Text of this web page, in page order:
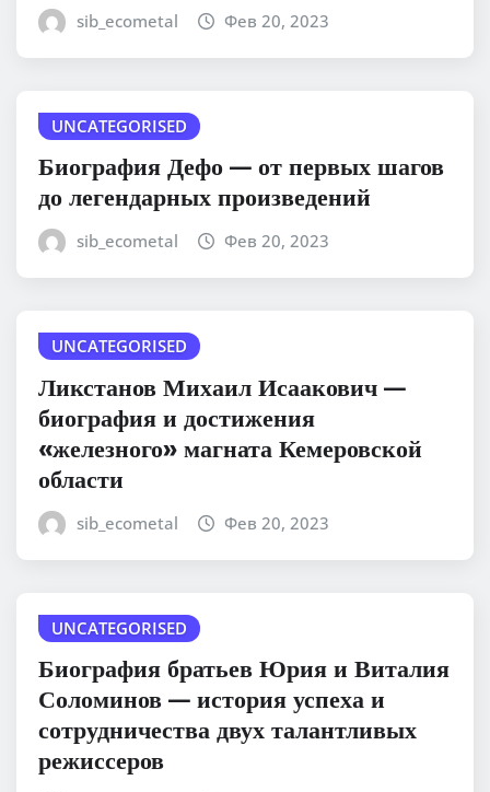
sib_ecometal Фев 20, 2023
UNCATEGORISED
Биография Дефо — от первых шагов
до легендарных произведений
sib_ecometal Фев 20, 2023
UNCATEGORISED
Ликстанов Михаил Исаакович —
биография и достижения
«железного» магната Кемеровской
области
sib_ecometal Фев 20, 2023
UNCATEGORISED
Биография братьев Юрия и Виталия
Соломинов — история успеха и
сотрудничества двух талантливых
режиссеров